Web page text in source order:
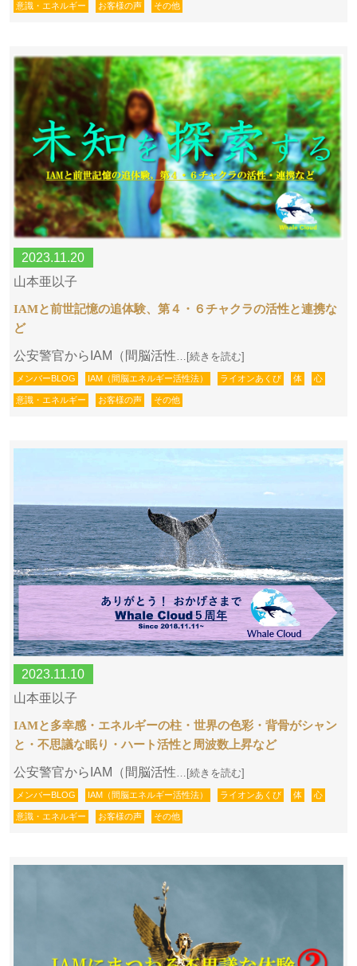
意識・エネルギー お客様の声 その他
2023.11.20
山本亜以子
IAMと前世記憶の追体験、第４・６チャクラの活性と連携な
ど
公安警官からIAM（間脳活性…[続きを読む]
メンバーBLOG IAM（間脳エネルギー活性法） ライオンあくび 体 心
意識・エネルギー お客様の声 その他
2023.11.10
山本亜以子
IAMと多幸感・エネルギーの柱・世界の色彩・背骨がシャン
と・不思議な眠り・ハート活性と周波数上昇など
公安警官からIAM（間脳活性…[続きを読む]
メンバーBLOG IAM（間脳エネルギー活性法） ライオンあくび 体 心
意識・エネルギー お客様の声 その他